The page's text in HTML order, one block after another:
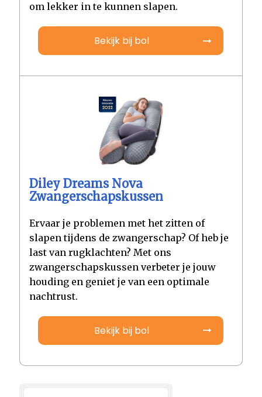
om lekker in te kunnen slapen.
Bekijk bij bol
Diley Dreams Nova
Zwangerschapskussen
Ervaar je problemen met het zitten of
slapen tijdens de zwangerschap? Of heb je
last van rugklachten? Met ons
zwangerschapskussen verbeter je jouw
houding en geniet je van een optimale
nachtrust.
Bekijk bij bol